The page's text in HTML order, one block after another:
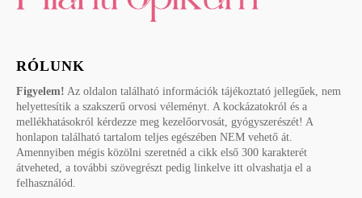
RÓLUNK
Figyelem! Az oldalon található információk tájékoztató jellegűek, nem
helyettesítik a szakszerű orvosi véleményt. A kockázatokról és a
mellékhatásokról kérdezze meg kezelőorvosát, gyógyszerészét! A
honlapon található tartalom teljes egészében NEM vehető át.
Amennyiben mégis közölni szeretnéd a cikk első 300 karakterét
átveheted, a további szövegrészt pedig linkelve itt olvashatja el a
felhasználód.